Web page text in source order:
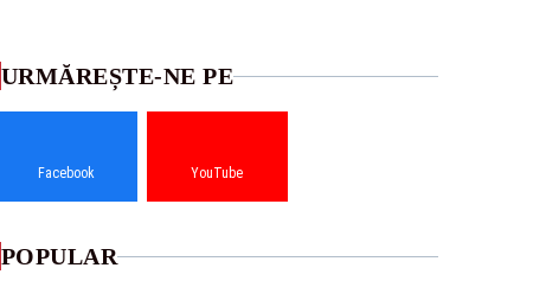
URMĂREȘTE-NE PE
Facebook YouTube
POPULAR